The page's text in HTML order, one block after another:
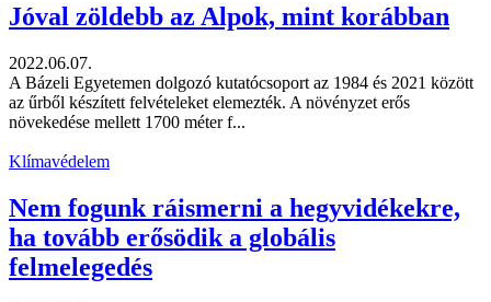
Jóval zöldebb az Alpok, mint korábban
2022.06.07.
A Bázeli Egyetemen dolgozó kutatócsoport az 1984 és 2021 között
az űrből készített felvételeket elemezték. A növényzet erős
növekedése mellett 1700 méter f...
Klímavédelem
Nem fogunk ráismerni a hegyvidékekre,
ha tovább erősödik a globális
felmelegedés